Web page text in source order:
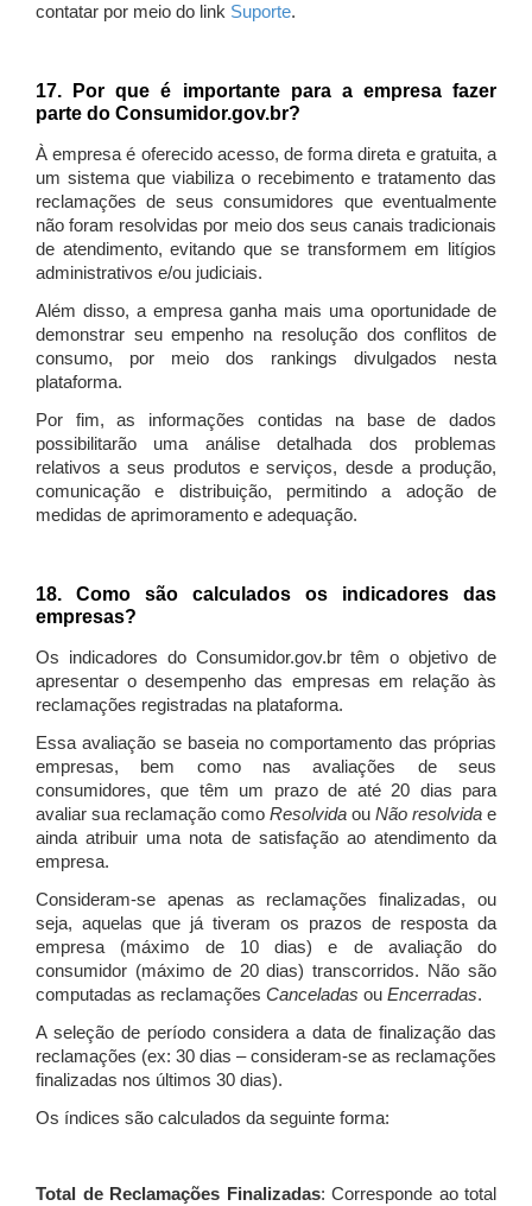
contatar por meio do link Suporte.
17. Por que é importante para a empresa fazer
parte do Consumidor.gov.br?
À empresa é oferecido acesso, de forma direta e gratuita, a
um sistema que viabiliza o recebimento e tratamento das
reclamações de seus consumidores que eventualmente
não foram resolvidas por meio dos seus canais tradicionais
de atendimento, evitando que se transformem em litígios
administrativos e/ou judiciais.
Além disso, a empresa ganha mais uma oportunidade de
demonstrar seu empenho na resolução dos conflitos de
consumo, por meio dos rankings divulgados nesta
plataforma.
Por fim, as informações contidas na base de dados
possibilitarão uma análise detalhada dos problemas
relativos a seus produtos e serviços, desde a produção,
comunicação e distribuição, permitindo a adoção de
medidas de aprimoramento e adequação.
18. Como são calculados os indicadores das
empresas?
Os indicadores do Consumidor.gov.br têm o objetivo de
apresentar o desempenho das empresas em relação às
reclamações registradas na plataforma.
Essa avaliação se baseia no comportamento das próprias
empresas, bem como nas avaliações de seus
consumidores, que têm um prazo de até 20 dias para
avaliar sua reclamação como Resolvida ou Não resolvida e
ainda atribuir uma nota de satisfação ao atendimento da
empresa.
Consideram-se apenas as reclamações finalizadas, ou
seja, aquelas que já tiveram os prazos de resposta da
empresa (máximo de 10 dias) e de avaliação do
consumidor (máximo de 20 dias) transcorridos. Não são
computadas as reclamações Canceladas ou Encerradas.
A seleção de período considera a data de finalização das
reclamações (ex: 30 dias – consideram-se as reclamações
finalizadas nos últimos 30 dias).
Os índices são calculados da seguinte forma:
Total de Reclamações Finalizadas: Corresponde ao total